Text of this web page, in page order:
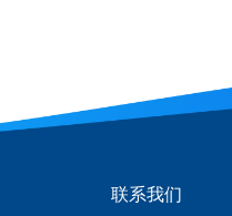
联系我们